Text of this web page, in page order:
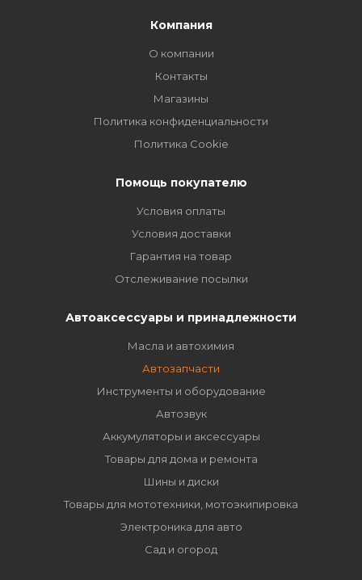
Компания
О компании
Контакты
Магазины
Политика конфиденциальности
Политика Cookie
Помощь покупателю
Условия оплаты
Условия доставки
Гарантия на товар
Отслеживание посылки
Автоаксессуары и принадлежности
Масла и автохимия
Автозапчасти
Инструменты и оборудование
Автозвук
Аккумуляторы и аксессуары
Товары для дома и ремонта
Шины и диски
Товары для мототехники, мотоэкипировка
Электроника для авто
Сад и огород